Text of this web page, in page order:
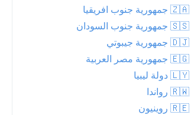
مشمس
4.4°C
🇿🇦 جمهورية جنوب افريقيا
🇸🇸 جمهورية جنوب السودان
🇩🇯 جمهورية جيبوتي
🇪🇬 جمهورية مصر العربية
🇱🇾 دولة ليبيا
🇷🇼 رواندا
🇷🇪 روينيون